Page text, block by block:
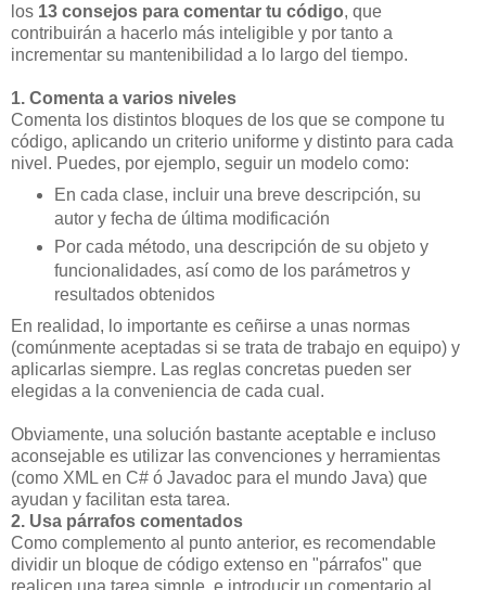
los 13 consejos para comentar tu código, que
contribuirán a hacerlo más inteligible y por tanto a
incrementar su mantenibilidad a lo largo del tiempo.
1. Comenta a varios niveles
Comenta los distintos bloques de los que se compone tu
código, aplicando un criterio uniforme y distinto para cada
nivel. Puedes, por ejemplo, seguir un modelo como:
En cada clase, incluir una breve descripción, su
autor y fecha de última modificación
Por cada método, una descripción de su objeto y
funcionalidades, así como de los parámetros y
resultados obtenidos
En realidad, lo importante es ceñirse a unas normas
(comúnmente aceptadas si se trata de trabajo en equipo) y
aplicarlas siempre. Las reglas concretas pueden ser
elegidas a la conveniencia de cada cual.
Obviamente, una solución bastante aceptable e incluso
aconsejable es utilizar las convenciones y herramientas
(como XML en C# ó Javadoc para el mundo Java) que
ayudan y facilitan esta tarea.
2. Usa párrafos comentados
Como complemento al punto anterior, es recomendable
dividir un bloque de código extenso en "párrafos" que
realicen una tarea simple, e introducir un comentario al